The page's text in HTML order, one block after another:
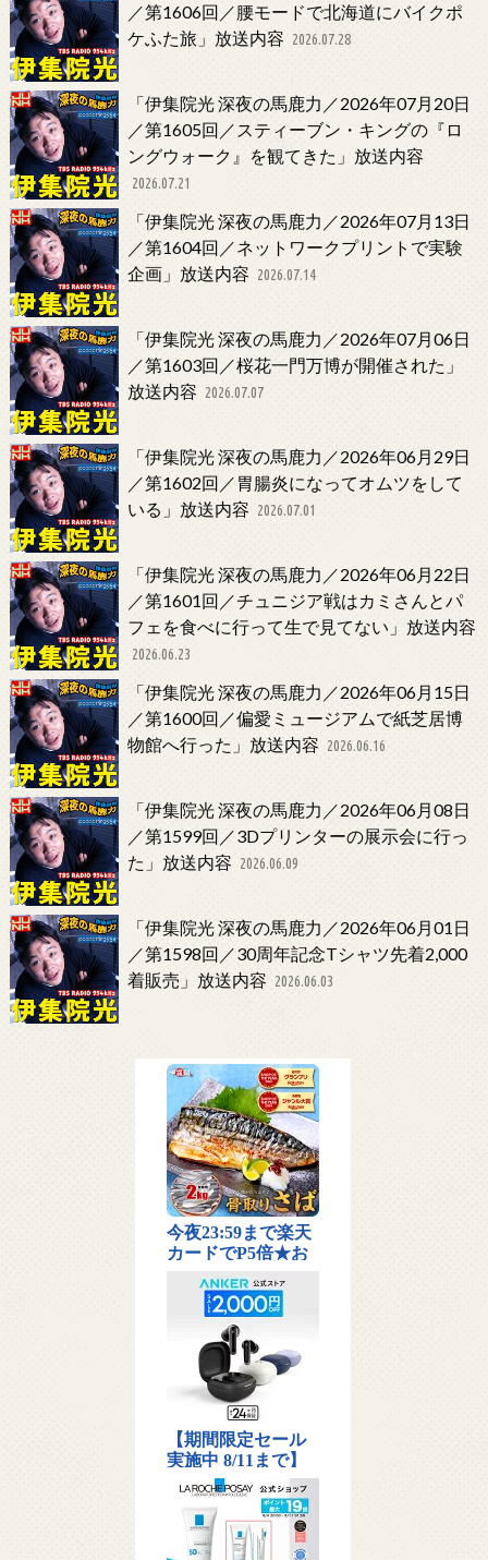
／第1606回／腰モードで北海道にバイクポ
ケふた旅」放送内容 2026.07.28
「伊集院光 深夜の馬鹿力／2026年07月20日
／第1605回／スティーブン・キングの『ロ
ングウォーク』を観てきた」放送内容
2026.07.21
「伊集院光 深夜の馬鹿力／2026年07月13日
／第1604回／ネットワークプリントで実験
企画」放送内容 2026.07.14
「伊集院光 深夜の馬鹿力／2026年07月06日
／第1603回／桜花一門万博が開催された」
放送内容 2026.07.07
「伊集院光 深夜の馬鹿力／2026年06月29日
／第1602回／胃腸炎になってオムツをして
いる」放送内容 2026.07.01
「伊集院光 深夜の馬鹿力／2026年06月22日
／第1601回／チュニジア戦はカミさんとパ
フェを食べに行って生で見てない」放送内容
2026.06.23
「伊集院光 深夜の馬鹿力／2026年06月15日
／第1600回／偏愛ミュージアムで紙芝居博
物館へ行った」放送内容 2026.06.16
「伊集院光 深夜の馬鹿力／2026年06月08日
／第1599回／3Dプリンターの展示会に行っ
た」放送内容 2026.06.09
「伊集院光 深夜の馬鹿力／2026年06月01日
／第1598回／30周年記念Tシャツ先着2,000
着販売」放送内容 2026.06.03